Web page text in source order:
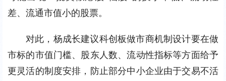
差、流通市值小的股票。
对此，杨成长建议科创板做市商机制设计要在做
市标的市值门槛、股东人数、流动性指标等方面给予
更灵活的制度安排，防止部分中小企业由于交易不活